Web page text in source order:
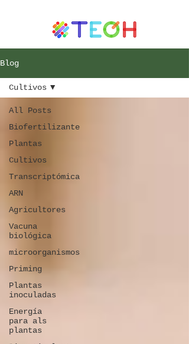
Blog
All Posts
Biofertilizante
Plantas
Cultivos
Transcriptómica
ARN
Agricultores
Vacuna
biológica
microorganismos
Priming
Plantas
inoculadas
Energía
para als
plantas
Cultivos